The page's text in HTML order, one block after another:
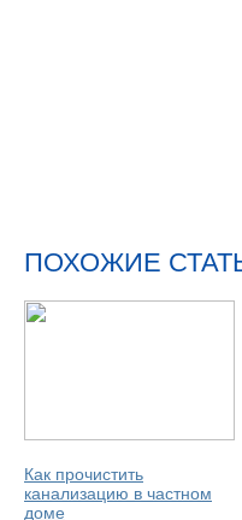
ПОХОЖИЕ
Как прочистить
канализацию в частном
доме